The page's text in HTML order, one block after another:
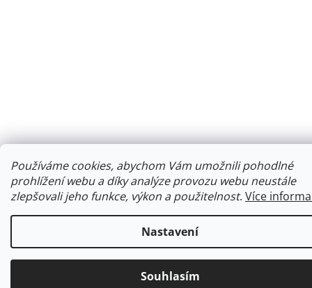
Používáme cookies, abychom Vám umožnili pohodlné
prohlížení webu a díky analýze provozu webu neustále
zlepšovali jeho funkce, výkon a použitelnost. Více
Nastavení
Souhlasím